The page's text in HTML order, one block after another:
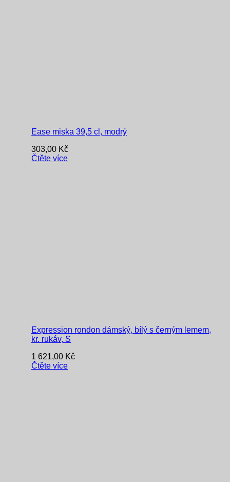
Ease miska 39,5 cl, modrý
303,00 Kč
Čtěte více
Expression rondon dámský, bílý s černým lemem,
kr. rukáv, S
1 621,00 Kč
Čtěte více